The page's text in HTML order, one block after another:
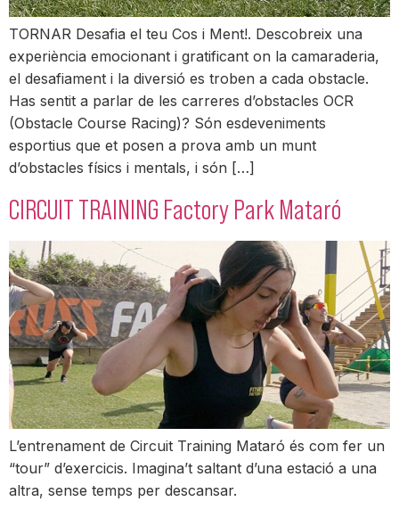
TORNAR Desafia el teu Cos i Ment!. Descobreix una
experiència emocionant i gratificant on la camaraderia,
el desafiament i la diversió es troben a cada obstacle.
Has sentit a parlar de les carreres d’obstacles OCR
(Obstacle Course Racing)? Són esdeveniments
esportius que et posen a prova amb un munt
d’obstacles físics i mentals, i són […]
CIRCUIT TRAINING Factory Park Mataró
L’entrenament de Circuit Training Mataró és com fer un
“tour” d’exercicis. Imagina’t saltant d’una estació a una
altra, sense temps per descansar.